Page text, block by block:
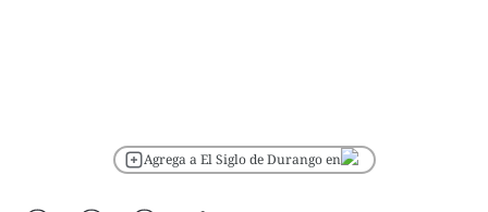
Agrega a El Siglo de Durango en